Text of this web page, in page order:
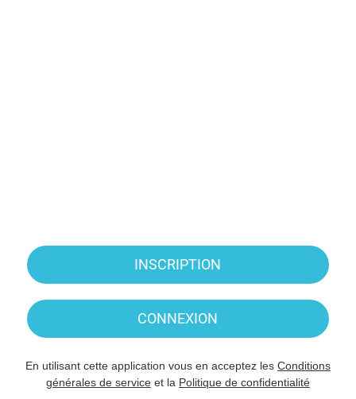
INSCRIPTION
CONNEXION
En utilisant cette application vous en acceptez les Conditions
générales de service et la Politique de confidentialité